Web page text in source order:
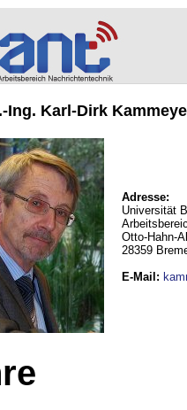
Ing. Karl-Dirk
Adresse:
Universität
Otto-Hahn-
28359
E-Mail :